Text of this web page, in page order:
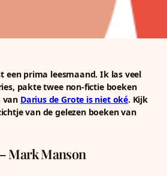
een prima leesmaand. Ik las veel
pakte twee non-fictie boeken
van Darius de Grote is niet oké. Kijk
van de gelezen boeken van
Mark Manson